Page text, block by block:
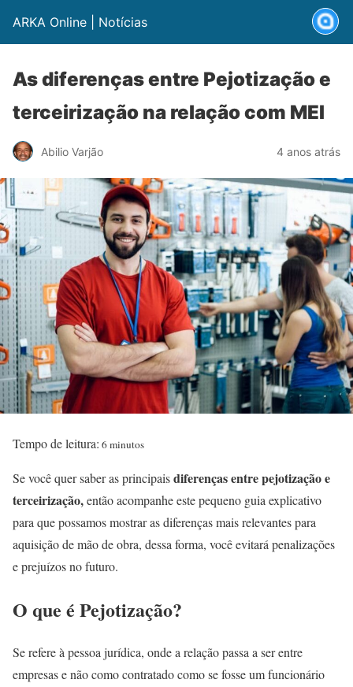
ARKA Online | Notícias
As diferenças entre Pejotização e
terceirização na relação com MEI
Abilio Varjão 4 anos atrás
Tempo de leitura: 6 minutos
Se você quer saber as principaisdiferenças entre pejotização e
terceirização,então acompanhe este pequeno guia explicativo
para que possamos mostrar as diferenças mais relevantes para
aquisição de mão de obra, dessa forma, você evitará penalizações
e prejuízos no futuro.
O que é Pejotização?
Se refere à pessoa jurídica, onde a relação passa a ser entre
empresas e não como contratado como se fosse um funcionário